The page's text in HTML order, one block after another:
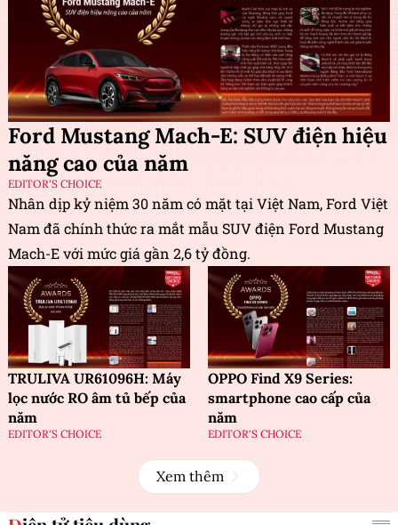
Ford Mustang Mach-E: SUV điện hiệu
năng cao của năm
EDITOR'S CHOICE
Nhân dịp kỷ niệm 30 năm có mặt tại Việt Nam, Ford Việt
Nam đã chính thức ra mắt mẫu SUV điện Ford Mustang
Mach-E với mức giá gần 2,6 tỷ đồng.
TRULIVA UR61096H: Máy
lọc nước RO âm tủ bếp của
năm
EDITOR'S CHOICE
OPPO Find X9 Series:
smartphone cao cấp của
năm
EDITOR'S CHOICE
Xem thêm